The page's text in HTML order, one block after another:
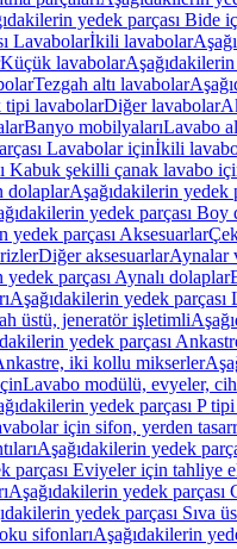
yedek parçası Bide
Lavabolarİkili lavabolar
Küçük lavabolar
Tezgah altı lavabolar
tipi lavabolarDiğer lavabolar
Banyo mobilyalarıLavabo
Lavabolar içinİkili
Kabuk şekilli çanak lavabo
dolaplarAşağıdakilerin yedek
yedek parçası Boy
yedek parçası Aksesuarlar
Diğer aksesuarlarAynalar
yedek parçası Aynalı dolaplar
Aşağıdakilerin yedek parçası
üstü, jeneratör işletimli
yedek parçası
iki kollu mikserler
Lavabo modülü, evyeler,
yedek parçası P
için sifon, yerden
Aşağıdakilerin yedek
parçası Eviyeler için tahliye
Aşağıdakilerin yedek
yedek parçası Sıva
sifonlarıAşağıdakilerin